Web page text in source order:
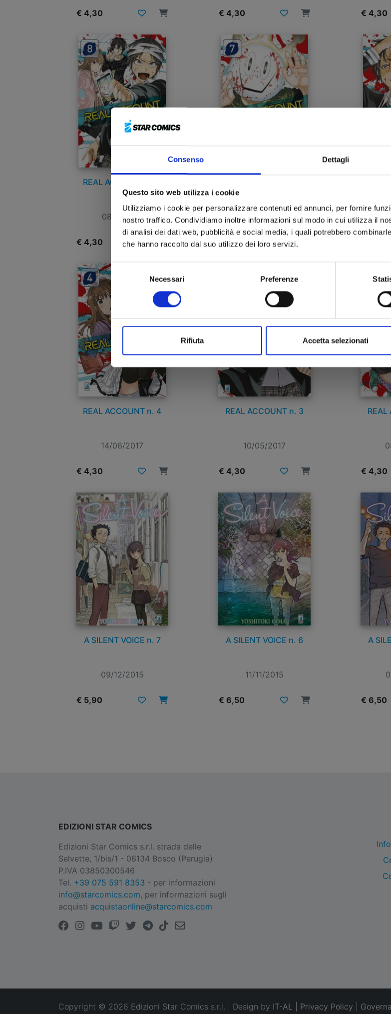
Consenso Dettagli
Questo sito web utilizza i cookie
Utilizziamo i cookie per personalizzare contenuti ed annunci, per fornire
nostro traffico. Condividiamo inoltre informazioni sul modo in cui utilizza il
di analisi dei dati web, pubblicità e social media, i quali potrebbero
che hanno raccolto dal suo utilizzo dei loro servizi.
Selezione
del
consenso
Necessari Preferenze
Rifiuta Accetta selezionati
€ 4,30 € 4,30 € 4,30
REAL ACCOUNT n. 8
08/11/2017
€ 4,30
11/10/2017
€ 4,30
REAL ACCOUNT n. 4
14/06/2017
€ 4,30
REAL ACCOUNT n. 3
10/05/2017
€ 4,30
REAL
€ 4,30
A SILENT VOICE n. 7
09/12/2015
€ 5,90
A SILENT VOICE n. 6
11/11/2015
€ 6,50
A
€ 6,50
EDIZIONI STAR COMICS
Edizioni Star Comics s.r.l. strada delle
Selvette, 1/bis/1 - 06134 Bosco (Perugia)
P.IVA 03850300546
Tel. +39 075 591 8353 - per informazioni
info@starcomics.com, per informazioni sugli
acquisti acquistaonline@starcomics.com
Copyright © 2026 Edizioni Star Comics s.r.l. | Design by IT-AL Privacy Policy